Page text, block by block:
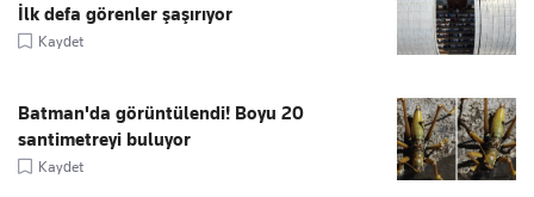
İlk defa görenler şaşırıyor
Kaydet
Batman'da görüntülendi! Boyu 20
santimetreyi buluyor
Kaydet